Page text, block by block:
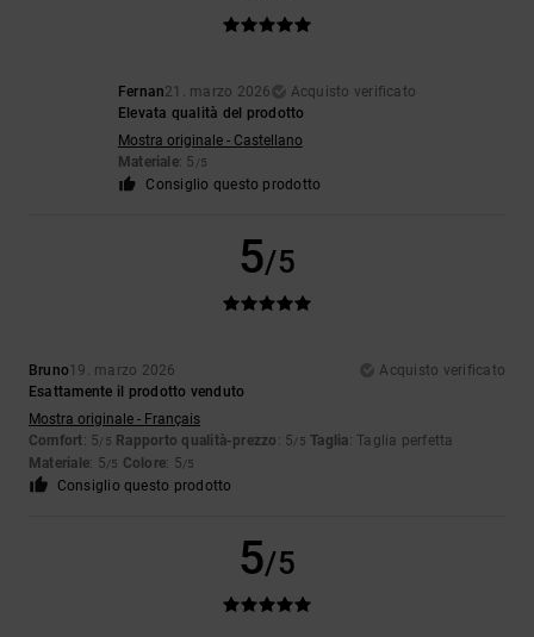
Fernan21. marzo 2026
Acquisto verificato
Elevata qualità del prodotto
Mostra originale - Castellano
Materiale: 5 /5
Consiglio questo prodotto
5/5
Bruno19. marzo 2026
Acquisto verificato
Esattamente il prodotto venduto
Mostra originale - Français
Comfort: 5/5 Rapporto qualità-prezzo : 5/5 Taglia: Taglia perfetta
Materiale: 5/5 Colore: 5/5
Consiglio questo prodotto
5/5